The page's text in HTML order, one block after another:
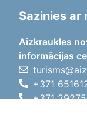
Sazinies ar
Aizkraukles
informācijas
+371
+371